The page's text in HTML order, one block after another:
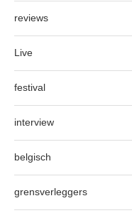
reviews
Live
festival
interview
belgisch
grensverleggers